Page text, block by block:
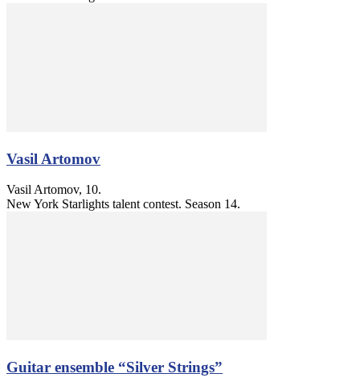
Vasil Artomov
Vasil Artomov, 10.
New York Starlights talent contest. Season 14.
Guitar ensemble “Silver Strings”